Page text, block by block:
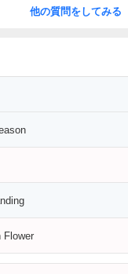
他の質問をしてみる
Flower